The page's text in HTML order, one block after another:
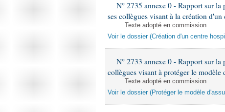
N° 2735 annexe 0 - Rapport sur
ses collègues visant à la création
Texte adopté en commission
Voir le dossier (Création d'un centre
N° 2733 annexe 0 - Rapport sur
collègues visant à protéger le modèle
Texte adopté en commission
Voir le dossier (Protéger le modèle